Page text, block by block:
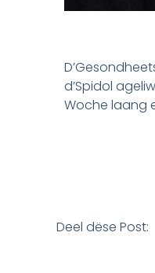
d’Spidol
Woche laang
Deel dëse Post: